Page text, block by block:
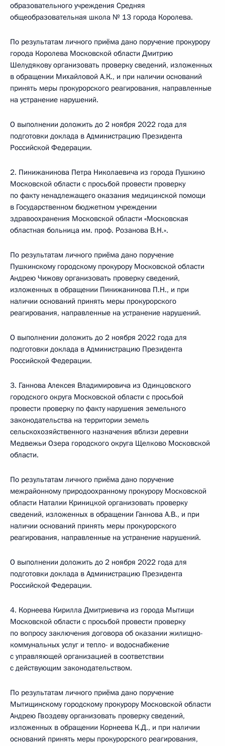
образовательного учреждения Средняя
общеобразовательная школа № 13 города Королева.
По результатам личного приёма дано поручение прокурору
города Королева Московской области Дмитрию
Шелудякову организовать проверку сведений, изложенных
в обращении Михайловой А.К., и при наличии оснований
принять меры прокурорского реагирования, направленные
на устранение нарушений.
О выполнении доложить до 2 ноября 2022 года для
подготовки доклада в Администрацию Президента
Российской Федерации.
2. Пинижанинова Петра Николаевича из города Пушкино
Московской области с просьбой провести проверку
по факту ненадлежащего оказания медицинской помощи
в Государственном бюджетном учреждении
здравоохранения Московской области «Московская
областная больница им. проф. Розанова В.Н.».
По результатам личного приёма дано поручение
Пушкинскому городскому прокурору Московской области
Андрею Чижову организовать проверку сведений,
изложенных в обращении Пинижанинова П.Н., и при
наличии оснований принять меры прокурорского
реагирования, направленные на устранение нарушений.
О выполнении доложить до 2 ноября 2022 года для
подготовки доклада в Администрацию Президента
Российской Федерации.
3. Ганнова Алексея Владимировича из Одинцовского
городского округа Московской области с просьбой
провести проверку по факту нарушения земельного
законодательства на территории земель
сельскохозяйственного назначения вблизи деревни
Медвежьи Озера городского округа Щелково Московской
области.
По результатам личного приёма дано поручение
межрайонному природоохранному прокурору Московской
области Наталии Криницкой организовать проверку
сведений, изложенных в обращении Ганнова А.В., и при
наличии оснований принять меры прокурорского
реагирования, направленные на устранение нарушений.
О выполнении доложить до 2 ноября 2022 года для
подготовки доклада в Администрацию Президента
Российской Федерации.
4. Корнеева Кирилла Дмитриевича из города Мытищи
Московской области с просьбой провести проверку
по вопросу заключения договора об оказании жилищно-
коммунальных услуг и тепло- и водоснабжение
с управляющей организацией в соответствии
с действующим законодательством.
По результатам личного приёма дано поручение
Мытищинскому городскому прокурору Московской области
Андрею Гвоздеву организовать проверку сведений,
изложенных в обращении Корнеева К.Д., и при наличии
оснований принять меры прокурорского реагирования,